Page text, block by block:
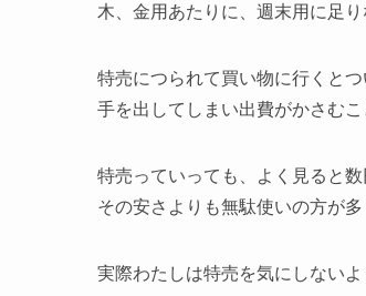
木、金用あたりに、週末用に足
特売につられて買い物に行くと
手を出してしまい出費がかさむこ
特売っていっても、よく見ると
その安さよりも無駄使いの方が
実際わたしは特売を気にしない